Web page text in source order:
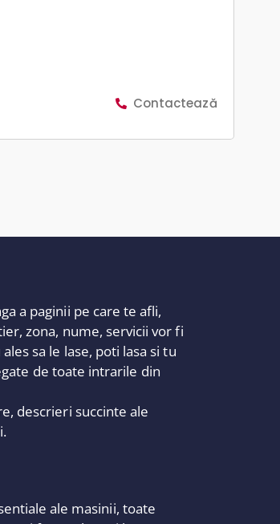
Contactează
a paginii pe care te afli,
zona, nume, servicii vor fi
sa le lase, poti lasa si tu
de toate intrarile din
descrieri succinte ale
ale masinii, toate